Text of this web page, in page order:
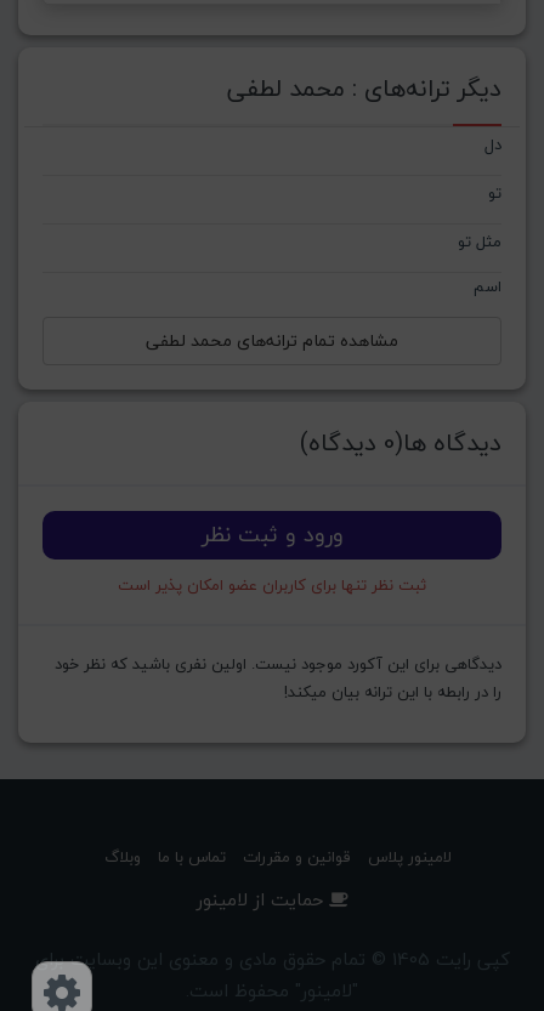
دیگر ترانه‌های : محمد لطفی
دل
تو
مثل تو
اسم
مشاهده تمام ترانه‌های محمد لطفی
دیدگاه ها(0 دیدگاه)
ورود و ثبت نظر
ثبت نظر تنها برای کاربران عضو امکان پذیر است
دیدگاهی برای این آکورد موجود نیست. اولین نفری باشید که نظر خود
را در رابطه با این ترانه بیان میکند!
لامینور پلاس قوانین و مقررات تماس با ما وبلاگ
حمایت از لامینور
کپی رایت 1405 © تمام حقوق مادی و معنوی این وبسایت برای
"لامینور" محفوظ است.